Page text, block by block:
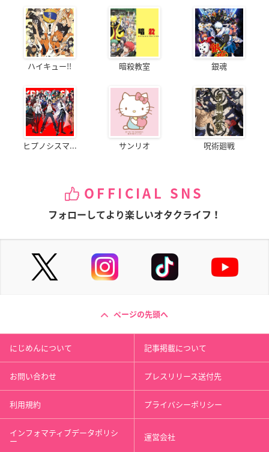
ハイキュー!! 暗殺教室 銀魂
ヒプノシスマ... サンリオ 呪術廻戦
OFFICIAL SNS
フォローしてより楽しいオタクライフ！
ページの先頭へ
にじめんについて 記事掲載について
お問い合わせ プレスリリース送付先
利用規約 プライバシーポリシー
インフォマティブデータポリシ
ー 運営会社